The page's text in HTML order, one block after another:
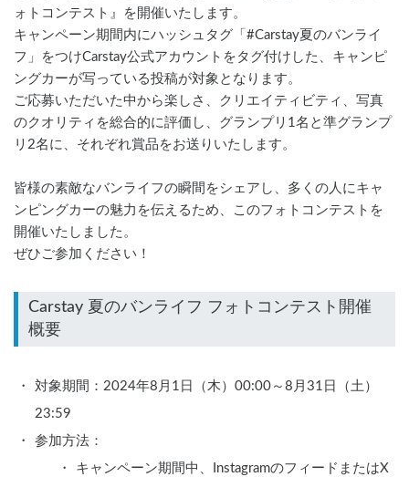
ォトコンテスト』を開催いたします。
キャンペーン期間内にハッシュタグ「#Carstay夏のバンライ
フ」をつけCarstay公式アカウントをタグ付けした、キャンピ
ングカーが写っている投稿が対象となります。
ご応募いただいた中から楽しさ、クリエイティビティ、写真
のクオリティを総合的に評価し、グランプリ1名と準グランプ
リ2名に、それぞれ賞品をお送りいたします。
皆様の素敵なバンライフの瞬間をシェアし、多くの人にキャ
ンピングカーの魅力を伝えるため、このフォトコンテストを
開催いたしました。
ぜひご参加ください！
Carstay 夏のバンライフ フォトコンテスト開催
対象期間：2024年8月1日（木）00:00～8月31日（土）
23:59
参加方法：
キャンペーン期間中、InstagramのフィードまたはX